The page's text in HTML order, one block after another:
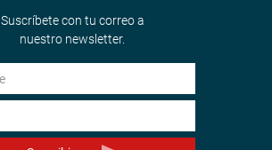
Suscríbete con tu correo a
nuestro newsletter.